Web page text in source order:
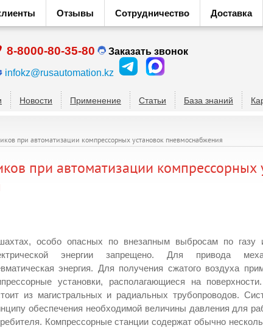
Отзывы Сотрудничество Доставка
8-8000-80-35-80 Заказать звонок
infokz@rusautomation.kz
Новости Применение Статьи База знаний
при автоматизации компрессорных установок пневмоснабжения
при автоматизации компрессорных
особо опасных по внезапным выбросам по газу
энергии запрещено. Для привода
энергия. Для получения сжатого воздуха
установки, располагающиеся на
из магистральных и радиальных трубопроводов.
обеспечения необходимой величины давления для
Компрессорные станции содержат обычно